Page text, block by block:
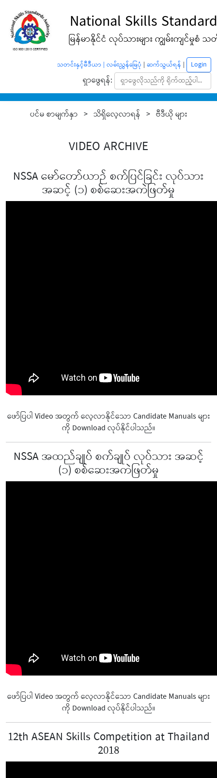
National Skills
မြန်မာနိုင်ငံ လုပ်သားများ ကျွမ်းကျင်မှုစံ သ
သတင်းနှင့်မီဒီယာ | လမ်းညွှန်မြေပုံ | ဆက်သွယ်ရန် | Login
ရှာဖွေရန်:
ပင်မ စာမျက်နှာ > သိရှိလေ့လာရန် > ဗီဒီယို များ
VIDEO ARCHIVE
NSSA မော်တော်ယာဉ် စက်ပြင်ခြင်း လုပ်သား
အဆင့် (၁) စစ်ဆေးအကဲဖြတ်မှု
ဖော်ပြပါ Video အတွက် လေ့လာနိုင်သော Candidate Manuals များ
ကို Download လုပ်နိုင်ပါသည်။
NSSA အထည်ချုပ် စက်ချုပ် လုပ်သား အဆင့်
(၁) စစ်ဆေးအကဲဖြတ်မှု
ဖော်ပြပါ Video အတွက် လေ့လာနိုင်သော Candidate Manuals များ
ကို Download လုပ်နိုင်ပါသည်။
12th ASEAN Skills Competition at Thailand
2018